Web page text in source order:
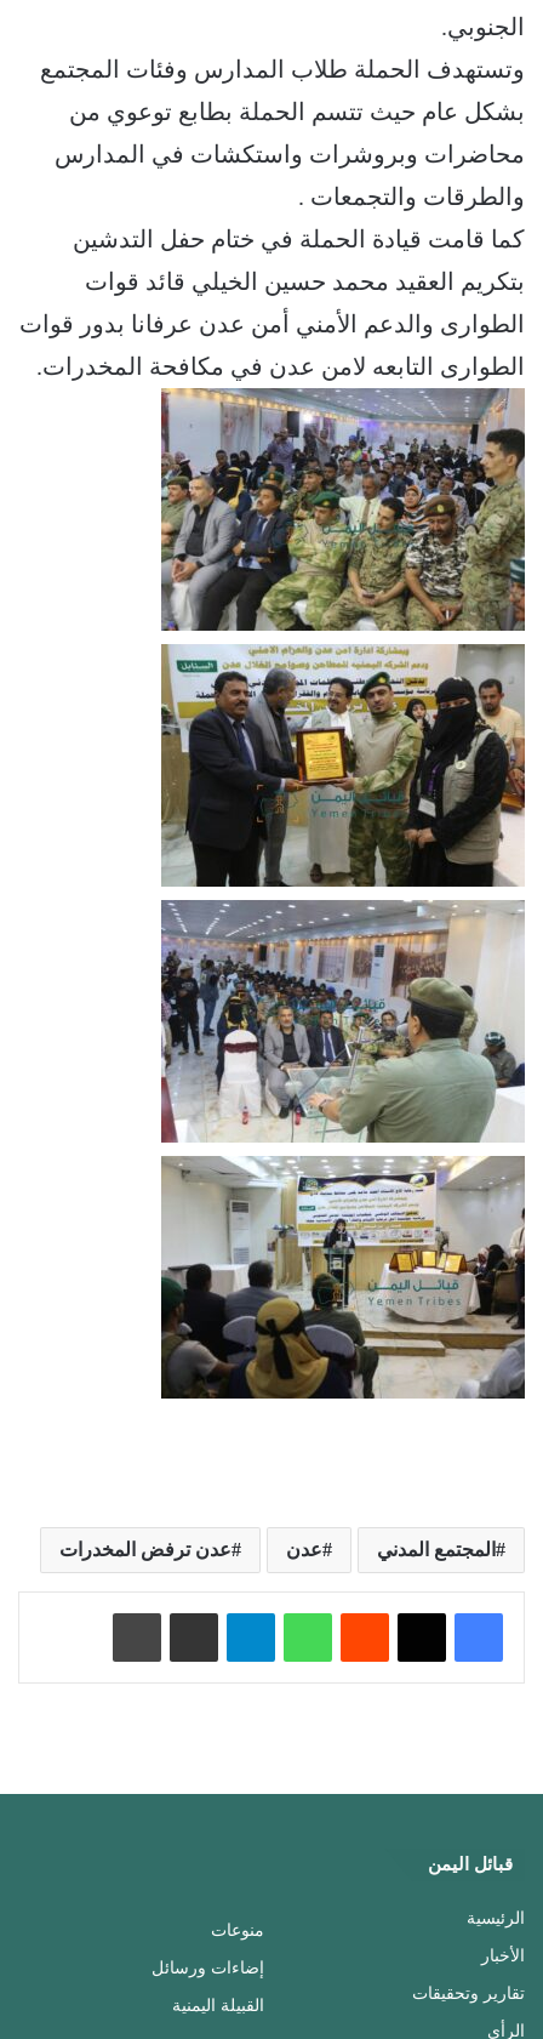
الجنوبي.
وتستهدف الحملة طلاب المدارس وفئات المجتمع
بشكل عام حيث تتسم الحملة بطابع توعوي من
محاضرات وبروشرات واستكشات في المدارس
والطرقات والتجمعات .
كما قامت قيادة الحملة في ختام حفل التدشين
بتكريم العقيد محمد حسين الخيلي قائد قوات
الطوارى والدعم الأمني أمن عدن عرفانا بدور قوات
الطوارى التابعه لامن عدن في مكافحة المخدرات.
المجتمع المدني عدن عدن ترفض المخدرات
واتساب تيلقرام
قبائل اليمن
الرئيسية
الأخبار
تقارير وتحقيقات
الرأي
منوعات
إضاءات ورسائل
القبيلة اليمنية